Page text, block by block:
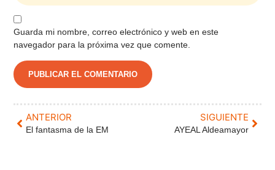
Guarda mi nombre, correo electrónico y web en este
navegador para la próxima vez que comente.
ANTERIOR
El fantasma de la EM
SIGUIENTE
AYEAL Aldeamayor